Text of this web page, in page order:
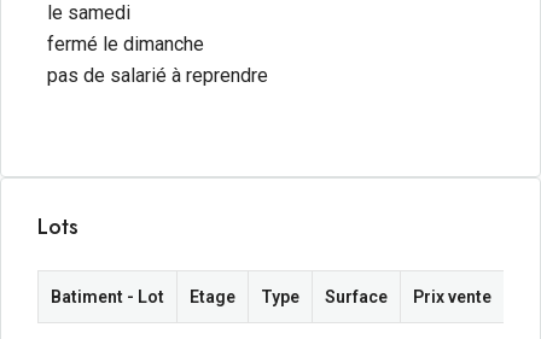
le samedi
fermé le dimanche
pas de salarié à reprendre
Lots
Batiment - Lot Etage Type Surface Prix vente